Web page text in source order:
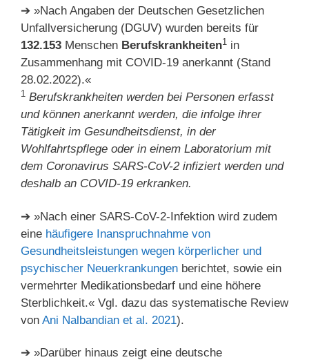
➔ »Nach Angaben der Deutschen Gesetzlichen
Unfallversicherung (DGUV) wurden bereits für
132.153 Menschen Berufskrankheiten1 in
Zusammenhang mit COVID-19 anerkannt (Stand
28.02.2022).«
1 Berufskrankheiten werden bei Personen erfasst
und können anerkannt werden, die infolge ihrer
Tätigkeit im Gesundheitsdienst, in der
Wohlfahrtspflege oder in einem Laboratorium mit
dem Coronavirus SARS-CoV-2 infiziert werden und
deshalb an COVID-19 erkranken.
➔ »Nach einer SARS-CoV-2-Infektion wird zudem
eine häufigere Inanspruchnahme von
Gesundheitsleistungen wegen körperlicher und
psychischer Neuerkrankungen berichtet, sowie ein
vermehrter Medikationsbedarf und eine höhere
Sterblichkeit.« Vgl. dazu das systematische Review
von Ani Nalbandian et al. 2021).
➔ »Darüber hinaus zeigt eine deutsche